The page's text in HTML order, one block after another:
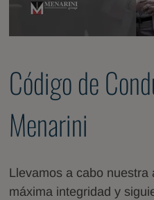
Código de
Menarini
Llevamos a cabo
máxima integridad y